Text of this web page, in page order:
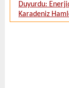
Duyurdu:
Karadeniz